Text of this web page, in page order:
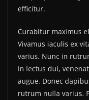
efficitur.
Curabitur maximus
Vivamus iaculis ex
varius. Nunc in
In lectus dui,
augue. Donec
rutrum nulla varius.